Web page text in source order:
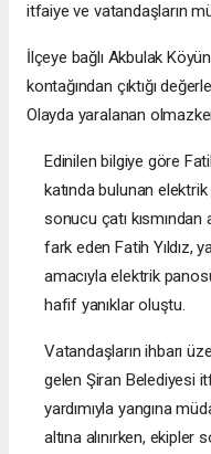
itfaiye ve vatandaşların
İlçeye bağlı Akbulak
kontağından çıktığı
Olayda yaralanan
Edinilen bilgiye göre
katında bulunan
sonucu çatı
fark eden Fatih Yıldız,
amacıyla elektrik
hafif yanıklar oluştu.
Vatandaşların ihbarı
gelen Şiran Belediyesi
yardımıyla yangına
altına alınırken, ekipler